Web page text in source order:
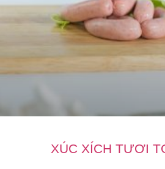
XÚC XÍCH TƯƠI